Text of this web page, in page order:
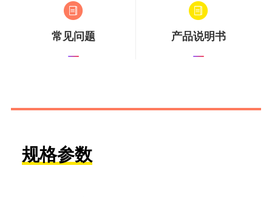
常见问题 产品说明书
规格参数